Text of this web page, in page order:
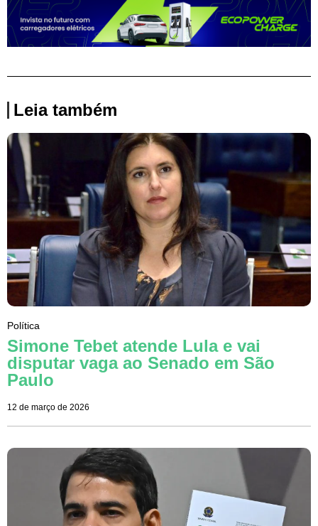
Leia também
Política
Simone Tebet atende Lula e vai
disputar vaga ao Senado em São
Paulo
12 de março de 2026